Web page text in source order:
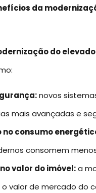
da
do
novos
mais avançadas e
no consumo
consomem
valor do imóvel:a
valor de mercado do